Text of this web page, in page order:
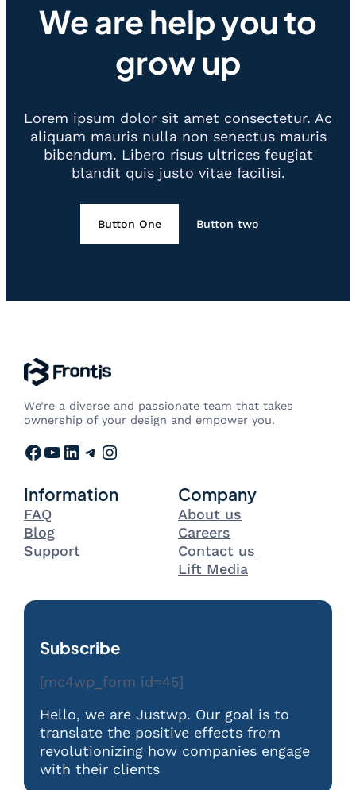
We are help you to
grow up
Lorem ipsum dolor sit amet consectetur. Ac
aliquam mauris nulla non senectus mauris
bibendum. Libero risus ultrices feugiat
blandit quis justo vitae facilisi.
Button One Button two
We’re a diverse and passionate team that takes
ownership of your design and empower you.
Facebook YouTube LinkedIn Telegram Instagram
Information
FAQ
Blog
Support
Company
About us
Careers
Contact us
Lift Media
Subscribe
[mc4wp_form id=45]
Hello, we are Justwp. Our goal is to
translate the positive effects from
revolutionizing how companies engage
with their clients